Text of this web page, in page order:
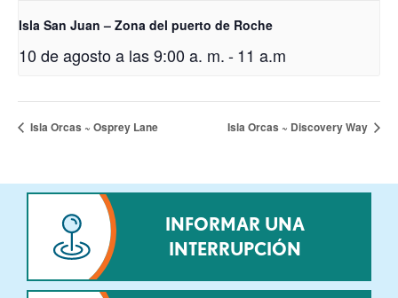
Isla San Juan – Zona del puerto de Roche
10 de agosto a las 9:00 a. m.-11 a.m
Isla Orcas ~ Osprey Lane Isla Orcas ~ Discovery Way
INFORMAR UNA
INTERRUPCIÓN